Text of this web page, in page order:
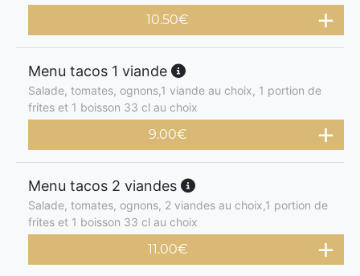
10.50€
Menu tacos 1 viande
Salade, tomates, ognons,1 viande au choix, 1 portion de
frites et 1 boisson 33 cl au choix
9.00€
Menu tacos 2 viandes
Salade, tomates, ognons, 2 viandes au choix,1 portion de
frites et 1 boisson 33 cl au choix
11.00€